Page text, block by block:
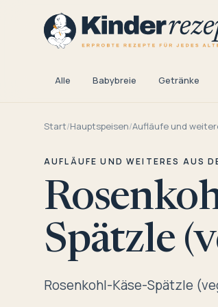
Alle Babybreie Getränke
Start/Hauptspeisen/Aufläufe und
AUFLÄUFE UND WEITERES AUS
Spätzle
Rosenkohl-Käse-Spätzle